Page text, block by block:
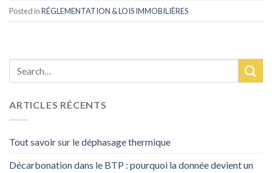
Posted inRÉGLEMENTATION & LOIS IMMOBILIÈRES
ARTICLES RÉCENTS
Tout savoir sur le déphasage thermique
Décarbonation dans le BTP : pourquoi la donnée devient un